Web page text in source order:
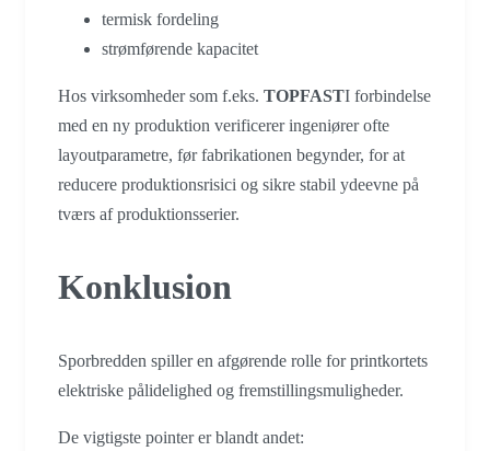
termisk fordeling
strømførende kapacitet
Hos virksomheder som f.eks. TOPFASTI forbindelse
med en ny produktion verificerer ingeniører ofte
layoutparametre, før fabrikationen begynder, for at
reducere produktionsrisici og sikre stabil ydeevne på
tværs af produktionsserier.
Konklusion
Sporbredden spiller en afgørende rolle for printkortets
elektriske pålidelighed og fremstillingsmuligheder.
De vigtigste pointer er blandt andet: